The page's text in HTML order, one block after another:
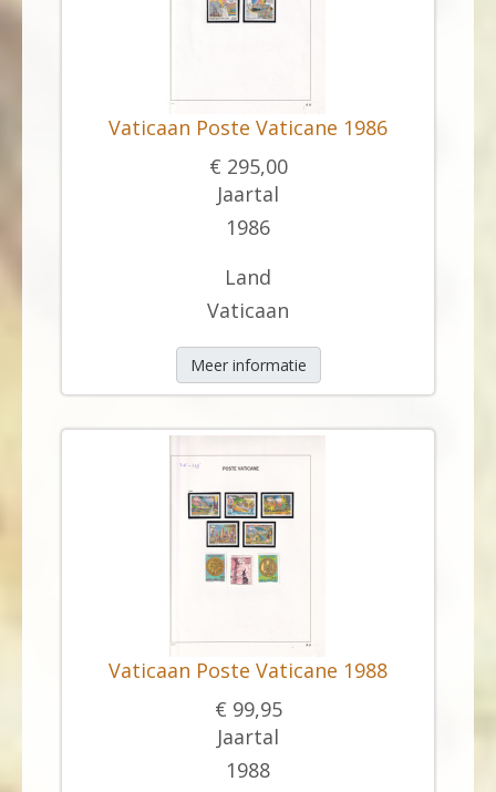
Vaticaan Poste Vaticane 1986
€ 295,00
Jaartal
1986
Land
Vaticaan
Meer informatie
Vaticaan Poste Vaticane 1988
€ 99,95
Jaartal
1988